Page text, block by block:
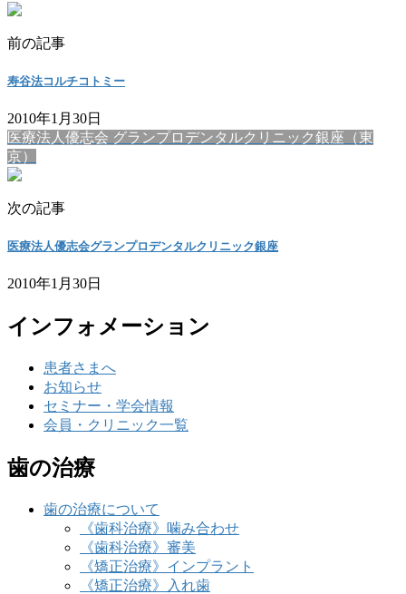
前の記事
寿谷法コルチコトミー
2010年1月30日
医療法人優志会 グランプロデンタルクリニック銀座（東
京）
次の記事
医療法人優志会グランプロデンタルクリニック銀座
2010年1月30日
インフォメーション
患者さまへ
お知らせ
セミナー・学会情報
会員・クリニック一覧
歯の治療
歯の治療について
《歯科治療》噛み合わせ
《歯科治療》審美
《矯正治療》インプラント
《矯正治療》入れ歯